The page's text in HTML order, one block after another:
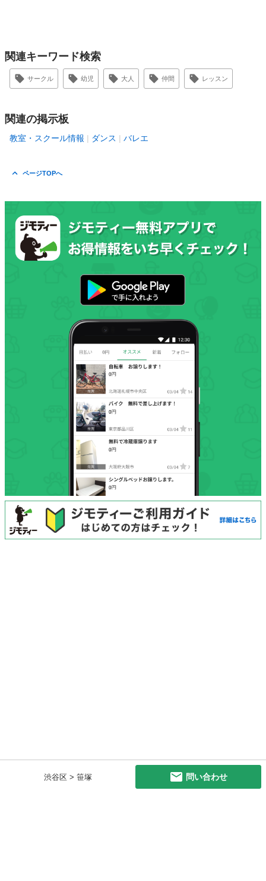
渋谷区 > 笹塚 問い合わせ
関連キーワード検索
サークル 幼児 大人 仲間 レッスン
関連の掲示板
教室・スクール情報 ダンス バレエ
ページTOPへ